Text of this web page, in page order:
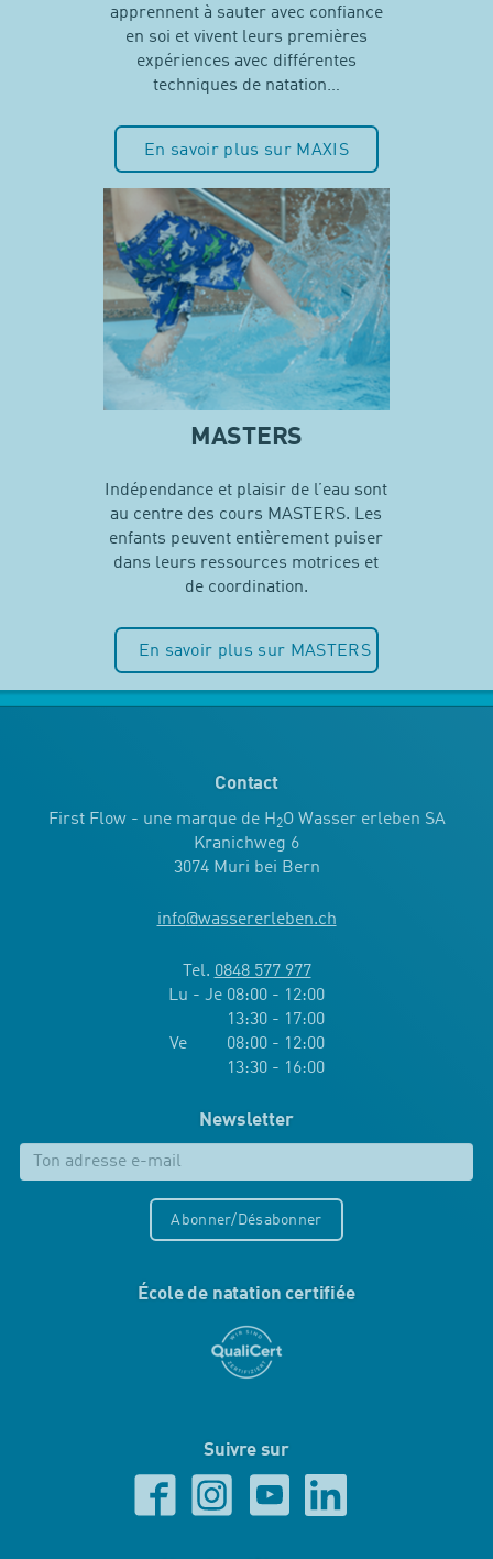
apprennent à sauter avec confiance
en soi et vivent leurs premières
expériences avec différentes
techniques de natation…
En savoir plus sur MAXIS
MASTERS
Indépendance et plaisir de l’eau sont
au centre des cours MASTERS. Les
enfants peuvent entièrement puiser
dans leurs ressources motrices et
de coordination.
En savoir plus sur MASTERS
Contact
First Flow - une marque de H2O Wasser erleben SA
Kranichweg 6
3074 Muri bei Bern
info@wassererleben.ch
Tel. 0848 577 977
Lu - Je 08:00 - 12:00
13:30 - 17:00
Ve 08:00 - 12:00
13:30 - 16:00
Newsletter
Abonner/Désabonner
École de natation certifiée
Suivre sur